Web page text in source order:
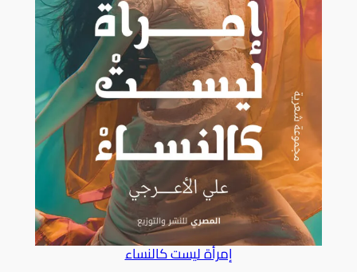
إمرأة ليست كالنساء